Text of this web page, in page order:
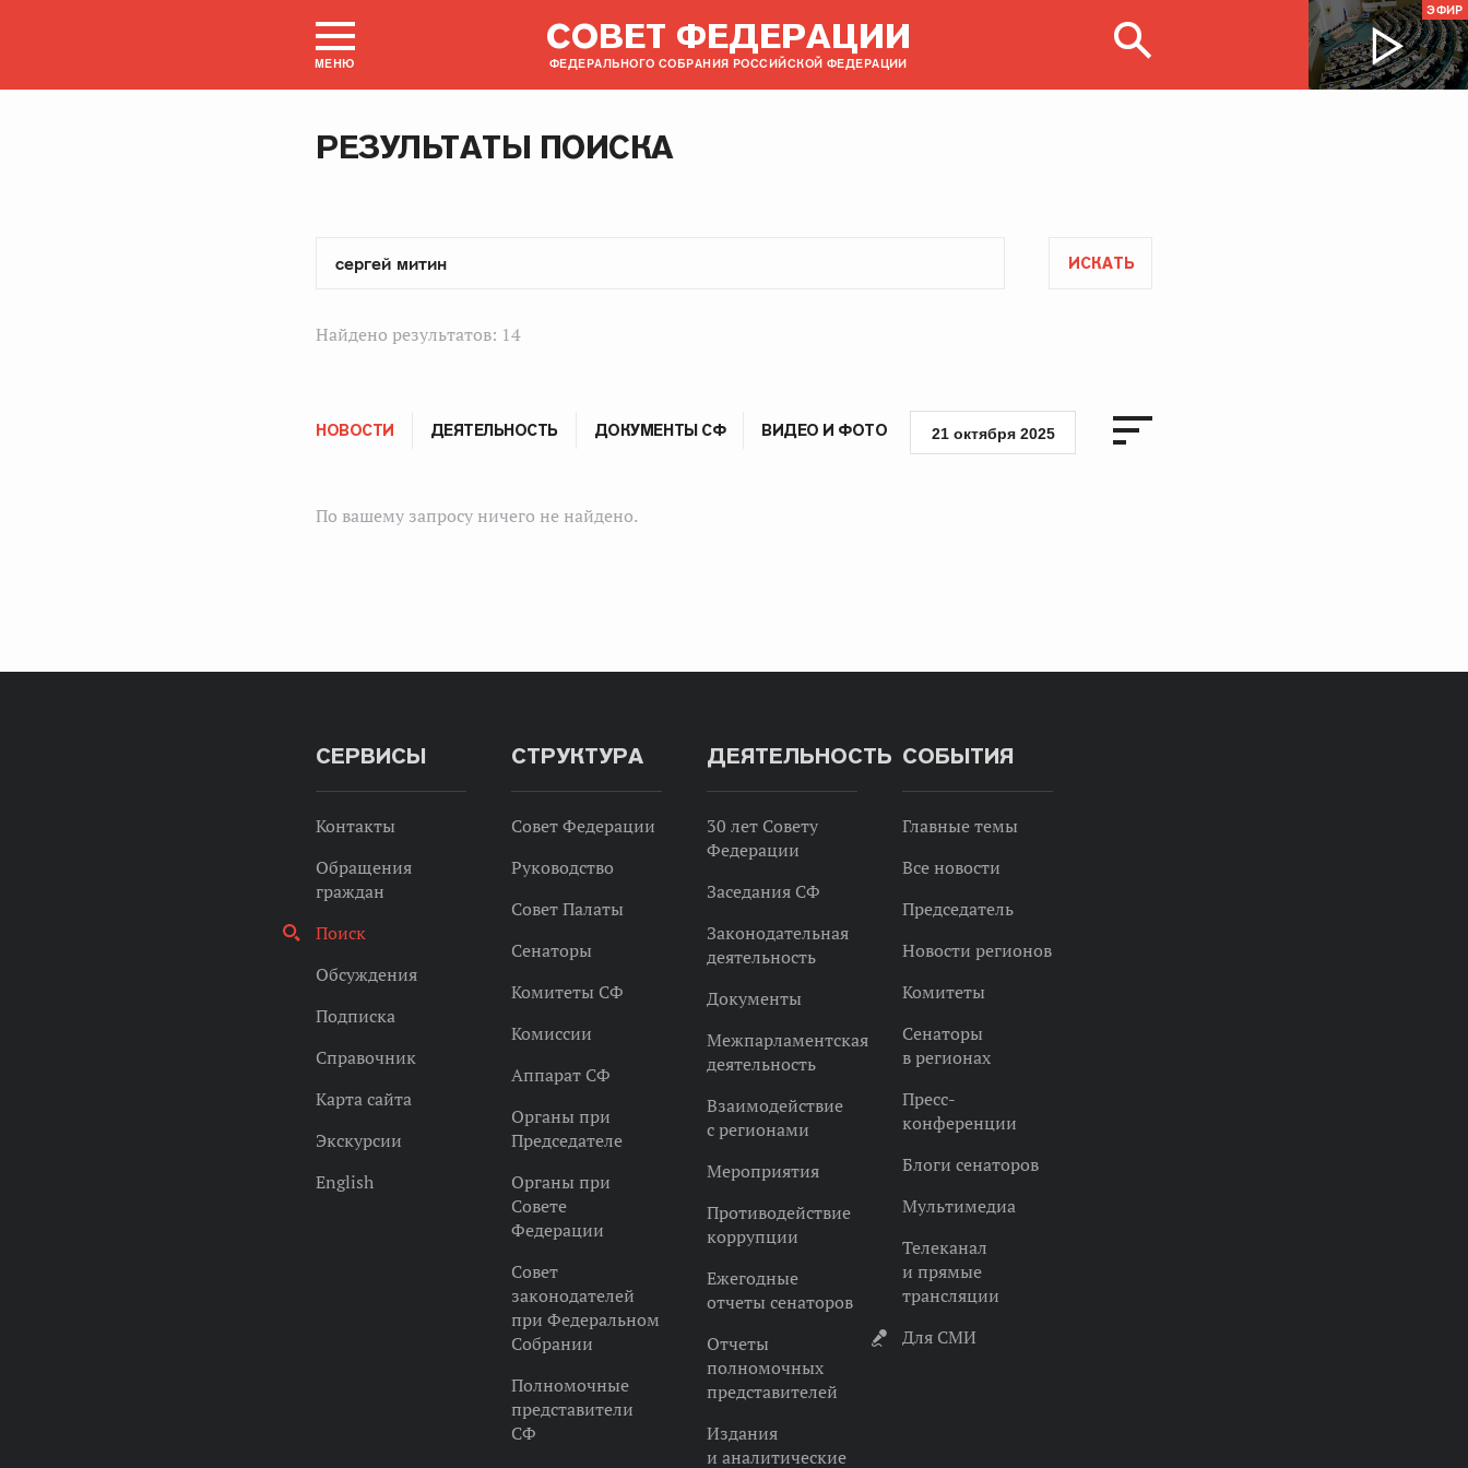
МЕНЮ
СОВЕТ ФЕДЕРАЦИИ
ФЕДЕРАЛЬНОГО СОБРАНИЯ РОССИЙСКОЙ ФЕДЕРАЦИИ
ЭФИР
РЕЗУЛЬТАТЫ ПОИСКА
ИСКАТЬ
Найдено результатов: 14
НОВОСТИ ДЕЯТЕЛЬНОСТЬ ДОКУМЕНТЫ СФ ВИДЕО И ФОТО 21 октября 2025
По вашему запросу ничего не найдено.
СЕРВИСЫ
Контакты
Обращения
граждан
Поиск
Обсуждения
Подписка
Справочник
Карта сайта
Экскурсии
English
СТРУКТУРА
Совет Федерации
Руководство
Совет Палаты
Сенаторы
Комитеты СФ
Комиссии
Аппарат СФ
Органы при
Председателе
Органы при
Совете
Федерации
Совет
законодателей
при Федеральном
Собрании
Полномочные
представители
СФ
ДЕЯТЕЛЬНОСТЬ
30 лет Совету
Федерации
Заседания СФ
Законодательная
деятельность
Документы
Межпарламентская
деятельность
Взаимодействие
с регионами
Мероприятия
Противодействие
коррупции
Ежегодные
отчеты сенаторов
Отчеты
полномочных
представителей
Издания
и аналитические
СОБЫТИЯ
Главные темы
Все новости
Председатель
Новости регионов
Комитеты
Сенаторы
в регионах
Пресс-
конференции
Блоги сенаторов
Мультимедиа
Телеканал
и прямые
трансляции
Для СМИ